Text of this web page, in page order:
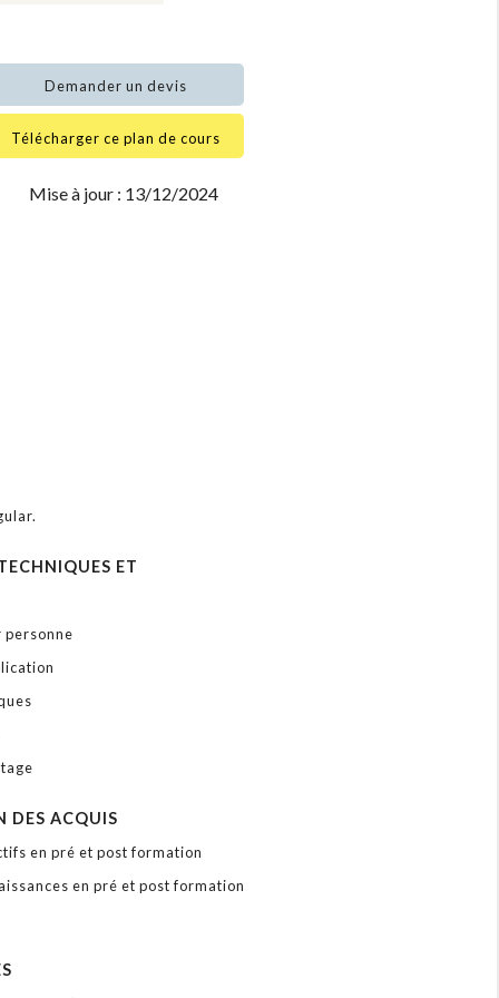
Demander un devis
Télécharger ce plan de cours
Mise à jour : 13/12/2024
ET
personne
DES ACQUIS
en pré et post formation
en pré et post formation